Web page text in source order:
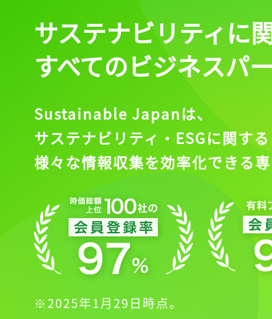
サステナビリティに
すべてのビジネスパ
Sustainable Japanは、
サステナビリティ・ESGに関する
様々な情報収集を効率化できる
※2025年1月29日時点。